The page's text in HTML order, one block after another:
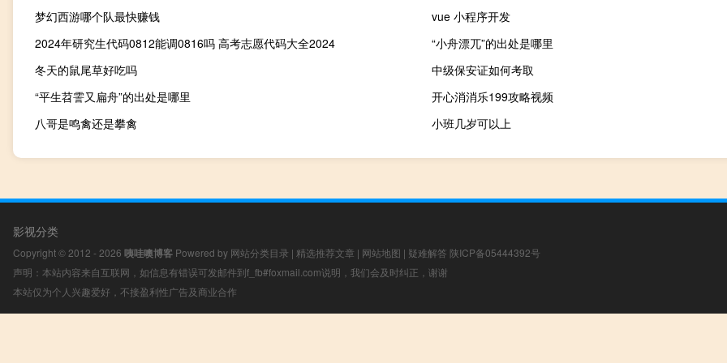
梦幻西游哪个队最快赚钱
vue 小程序开发
2024年研究生代码0812能调0816吗 高考志愿代码大全2024
“小舟漂兀”的出处是哪里
冬天的鼠尾草好吃吗
中级保安证如何考取
“平生苕霅又扁舟”的出处是哪里
开心消消乐199攻略视频
八哥是鸣禽还是攀禽
小班几岁可以上
影视分类
Copyright © 2012 - 2026 咦哇噢博客 Powered by 网站分类目录 | 精选推荐文章 | 网站地图 | 疑难解答 陕ICP备05444392号
声明：本站内容来自互联网，如信息有错误可发邮件到f_fb#foxmail.com说明，我们会及时纠正，谢谢
本站仅为个人兴趣爱好，不接盈利性广告及商业合作